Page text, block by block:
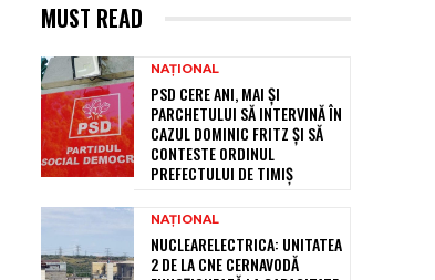
MUST READ
NAȚIONAL
PSD CERE ANI, MAI ȘI
PARCHETULUI SĂ INTERVINĂ ÎN
CAZUL DOMINIC FRITZ ȘI SĂ
CONTESTE ORDINUL
PREFECTULUI DE TIMIȘ
NAȚIONAL
NUCLEARELECTRICA: UNITATEA
2 DE LA CNE CERNAVODĂ